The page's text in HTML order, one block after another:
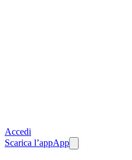
Accedi
Scarica l’appApp